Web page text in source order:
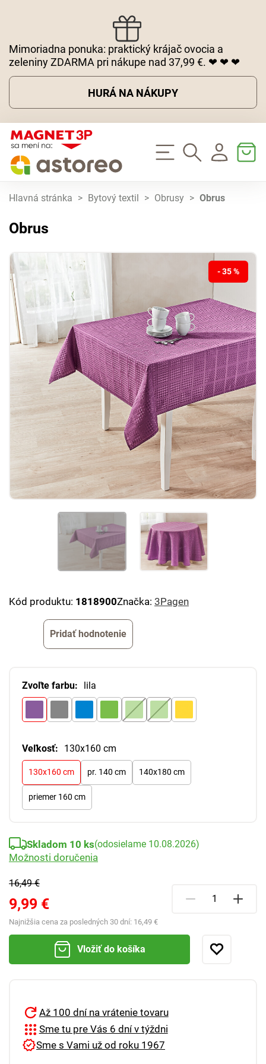
Mimoriadna ponuka: praktický krájač ovocia a
zeleniny ZDARMA pri nákupe nad 37,99 €. ❤ ❤ ❤
HURÁ NA NÁKUPY
Hlavná stránka > Bytový textil > Obrusy > Obrus
Obrus
- 35 %
Kód produktu: 1818900Značka: 3Pagen
Pridať hodnotenie
Zvoľte farbu: lila
Veľkosť: 130x160 cm
130x160 cm pr. 140 cm 140x180 cm
priemer 160 cm
16,49 €
9,99 €
Najnižšia cena za posledných 30 dní: 16,49 €
Skladom 10 ks(odosielame 10.08.2026)
Možnosti doručenia
Vložiť do košíka
Až 100 dní na vrátenie tovaru
Sme tu pre Vás 6 dní v týždni
Sme s Vami už od roku 1967